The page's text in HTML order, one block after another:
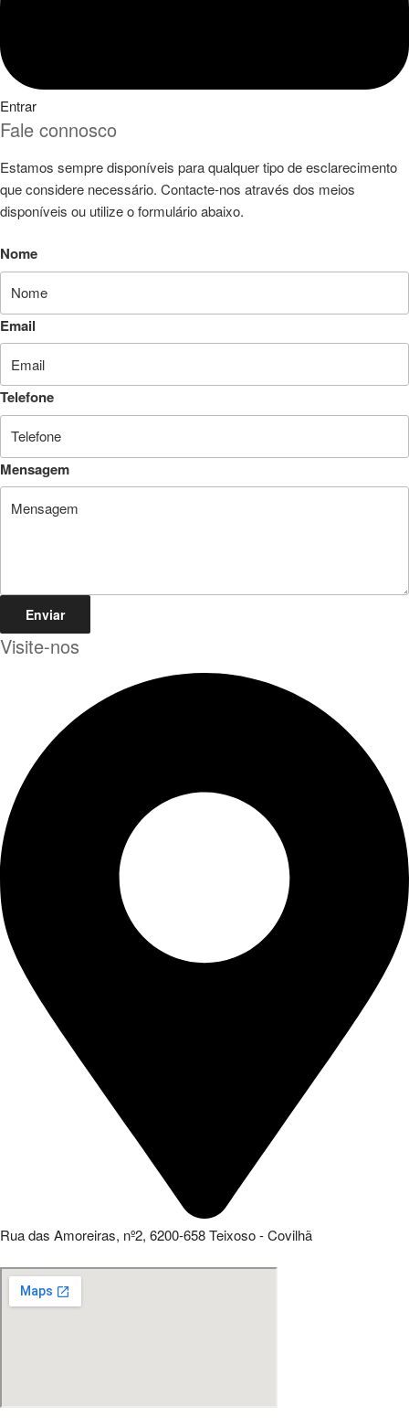
Entrar
Fale connosco
Estamos sempre disponíveis para qualquer tipo de esclarecimento
que considere necessário. Contacte-nos através dos meios
disponíveis ou utilize o formulário abaixo.
Nome
Email
Telefone
Mensagem
Enviar
Visite-nos
Rua das Amoreiras, nº2, 6200-658 Teixoso - Covilhã